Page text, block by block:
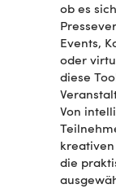
ob es
Events,
oder
diese
Von
die